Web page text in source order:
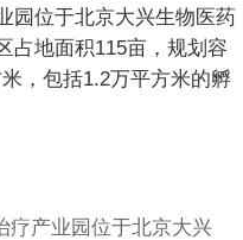
园位于北京大兴生物医药
占地面积115亩，规划容
，包括1.2万平方米的孵
产业园位于北京大兴